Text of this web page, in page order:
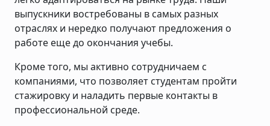
выпускники востребованы в самых разных
отраслях и нередко получают предложения о
работе еще до окончания учебы.
Кроме того, мы активно сотрудничаем с
компаниями, что позволяет студентам пройти
стажировку и наладить первые контакты в
профессиональной среде.